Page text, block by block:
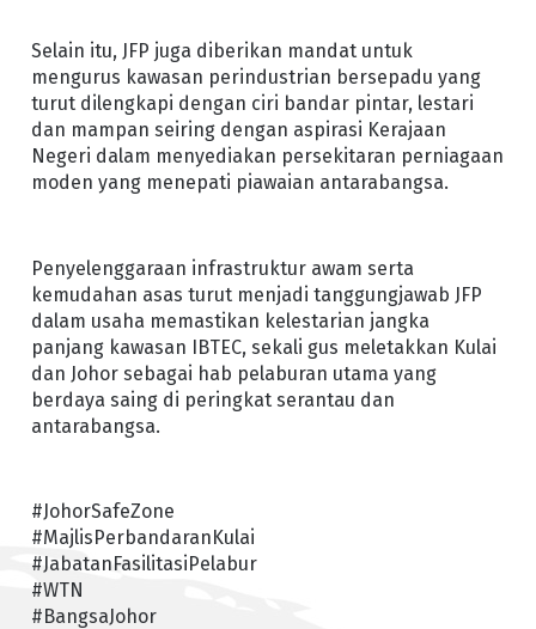
Selain itu, JFP juga diberikan mandat untuk
mengurus kawasan perindustrian bersepadu yang
turut dilengkapi dengan ciri bandar pintar, lestari
dan mampan seiring dengan aspirasi Kerajaan
Negeri dalam menyediakan persekitaran perniagaan
moden yang menepati piawaian antarabangsa.
Penyelenggaraan infrastruktur awam serta
kemudahan asas turut menjadi tanggungjawab JFP
dalam usaha memastikan kelestarian jangka
panjang kawasan IBTEC, sekali gus meletakkan Kulai
dan Johor sebagai hab pelaburan utama yang
berdaya saing di peringkat serantau dan
antarabangsa.
#JohorSafeZone
#MajlisPerbandaranKulai
#JabatanFasilitasiPelabur
#WTN
#BangsaJohor